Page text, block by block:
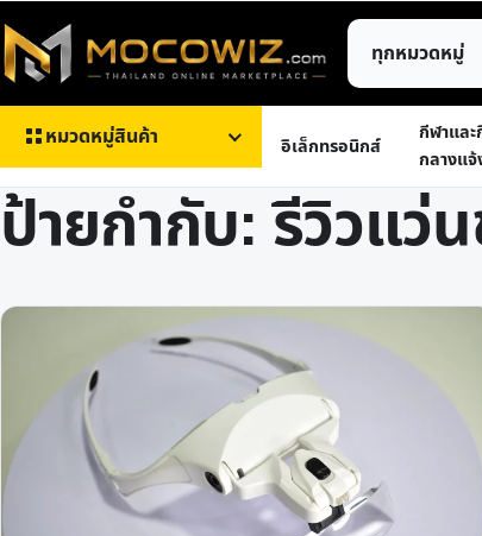
ไป
ยัง
เนื้อหา
ค้นหา
สินค้า
หมวดหมู่สินค้า อิเล็กทรอนิกส์
กีฬาและ
กลางแจ้
ป้ายกำกับ:รีวิวแว่